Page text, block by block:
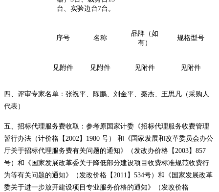
台、实验边台7台。
序号 名称
品牌（如
有）
规格型号
见附件 见附件 见附件 见附件
四、评审专家名单： 张祝平、陈鹏、刘金平、秦杰、王思凡（采购人
代表）
五、招标代理服务费收取：参考原国家计委《招标代理服务收费管理
暂行办法（计价格【2002】1980 号） 和《国家发展和改革委员会办公
厅关于招标代理服务费有关问题的通知》（发改办价格【2003】857
号）和《国家发展改革委关于降低部分建设项目收费标准规范收费行
为等有关问题的通知》（发改价格【2011】534号）和《国家发展改革
委关于进一步放开建设项目专业服务价格的通知》（发改价格